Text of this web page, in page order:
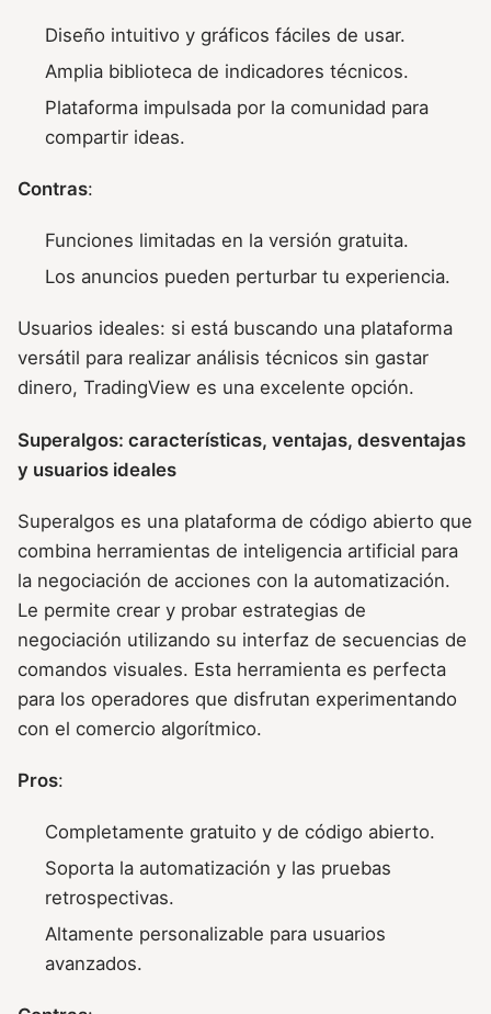
Diseño intuitivo y gráficos fáciles de usar.
Amplia biblioteca de indicadores técnicos.
Plataforma impulsada por la comunidad para
compartir ideas.
Contras:
Funciones limitadas en la versión gratuita.
Los anuncios pueden perturbar tu experiencia.
Usuarios ideales: si está buscando una plataforma
versátil para realizar análisis técnicos sin gastar
dinero, TradingView es una excelente opción.
Superalgos: características, ventajas, desventajas
y usuarios ideales
Superalgos es una plataforma de código abierto que
combina herramientas de inteligencia artificial para
la negociación de acciones con la automatización.
Le permite crear y probar estrategias de
negociación utilizando su interfaz de secuencias de
comandos visuales. Esta herramienta es perfecta
para los operadores que disfrutan experimentando
con el comercio algorítmico.
Pros:
Completamente gratuito y de código abierto.
Soporta la automatización y las pruebas
retrospectivas.
Altamente personalizable para usuarios
avanzados.